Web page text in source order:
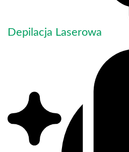
Depilacja Laserowa